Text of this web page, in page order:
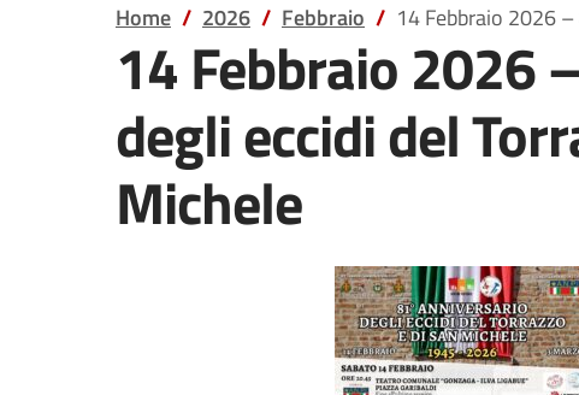
Home 2026 Febbraio 14 Febbraio 2026
14 Febbraio 2026
degli eccidi del
Michele